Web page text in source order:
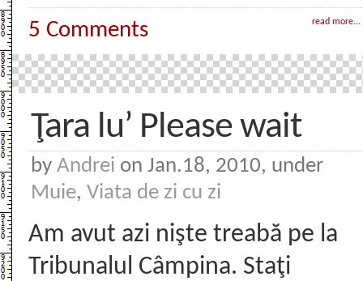
read more...
5 Comments
Ţara lu’ Please wait
by Andrei on Jan.18, 2010, under
Muie, Viata de zi cu zi
Am avut azi nişte treabă pe la
Tribunalul Câmpina. Staţi